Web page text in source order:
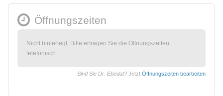
Öffnungszeiten
Nicht hinterlegt. Bitte erfragen Sie die Öffnungszeiten
telefonisch.
Sind Sie Dr. Ebedat? Jetzt Öffnungszeiten bearbeiten